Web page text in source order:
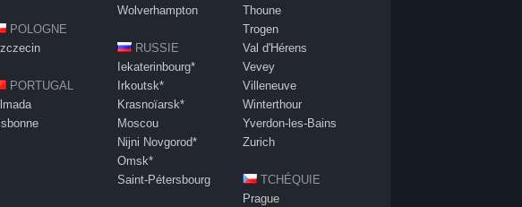
POLOGNE
PORTUGAL
Wolverhampton
RUSSIE
Iekaterinbourg*
Irkoutsk*
Krasnoïarsk*
Moscou
Nijni Novgorod*
Omsk*
Saint-Pétersbourg
Thoune
Trogen
Val d'Hérens
Vevey
Villeneuve
Winterthour
Yverdon-les-Bains
Zurich
TCHÉQUIE
Prague